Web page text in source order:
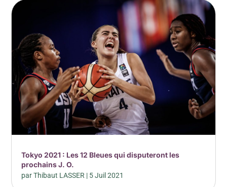
Tokyo 2021 : Les 12 Bleues qui disputeront les
prochains J. O.
parThibaut LASSER | 5 Juil 2021